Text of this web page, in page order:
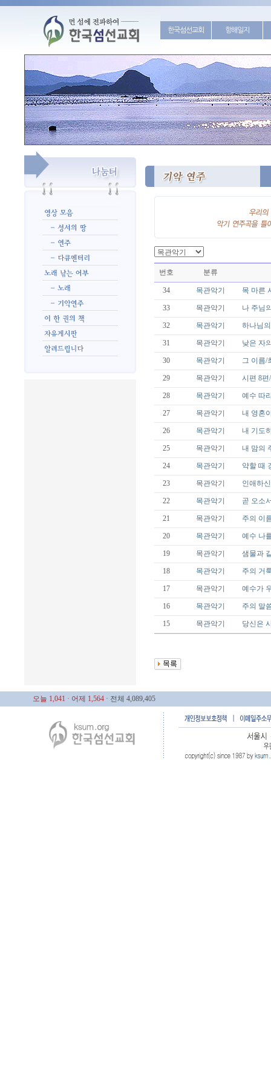
한국섬선교회 항해일지
번호 분류
34 목관악기 목 마른
33 목관악기 나 주님
32 목관악기 하나님
31 목관악기 낮은 자
30 목관악기 그 이름/
29 목관악기 시편 8편
28 목관악기 예수 따
27 목관악기 내 영혼
26 목관악기 내 기도
25 목관악기 내 맘의
24 목관악기 약할 때
23 목관악기 인애하
22 목관악기 곧 오소
21 목관악기 주의 이
20 목관악기 예수 나
19 목관악기 샘물과
18 목관악기 주의 거
17 목관악기 예수가
16 목관악기 주의 말
15 목관악기 당신은
오늘 1,041 · 어제 1,564 · 전체 4,089,405